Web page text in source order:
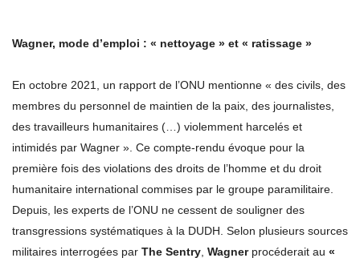
Wagner, mode d’emploi : « nettoyage » et « ratissage »
En octobre 2021, un rapport de l’ONU mentionne « des civils, des
membres du personnel de maintien de la paix, des journalistes,
des travailleurs humanitaires (…) violemment harcelés et
intimidés par Wagner ». Ce compte-rendu évoque pour la
première fois des violations des droits de l’homme et du droit
humanitaire international commises par le groupe paramilitaire.
Depuis, les experts de l’ONU ne cessent de souligner des
transgressions systématiques à la DUDH. Selon plusieurs sources
militaires interrogées par The Sentry, Wagnerprocéderait au «